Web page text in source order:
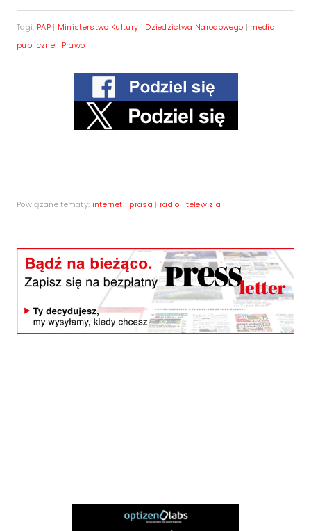
Tagi: PAP| Ministerstwo Kultury i Dziedzictwa Narodowego | media
publiczne| Prawo
Powiązane tematy: internet | prasa | radio |telewizja